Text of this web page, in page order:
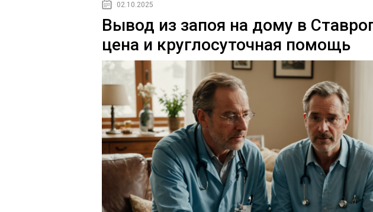
02.10.2025
Вывод из запоя на дому в
цена и круглосуточная помощь